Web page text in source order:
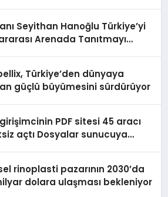
Seyithan Hanoğlu Türkiye’yi
Arenada Tanıtmayı
Türkiye’den dünyaya
güçlü büyümesini sürdürüyor
PDF sitesi 45 aracı
açtı Dosyalar sunucuya
rinoplasti pazarının 2030’da
dolara ulaşması bekleniyor